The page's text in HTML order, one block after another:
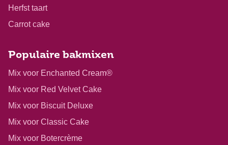
Herfst taart
Carrot cake
Populaire bakmixen
Mix voor Enchanted Cream®
Mix voor Red Velvet Cake
Mix voor Biscuit Deluxe
Mix voor Classic Cake
Mix voor Botercrème